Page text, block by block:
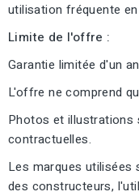
utilisation fréquente
Limite de l'offre :
Garantie limitée d'un
L'offre ne comprend
Photos et illustrations
contractuelles.
Les marques utilisées
des constructeurs,